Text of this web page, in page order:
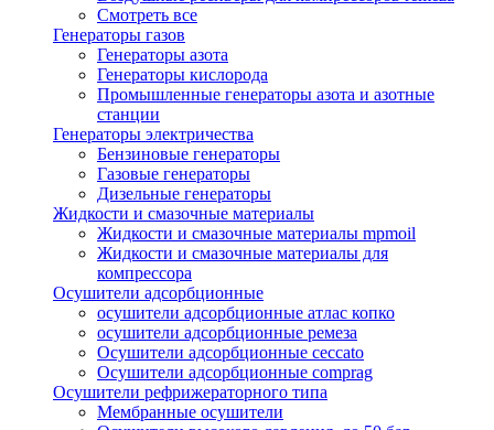
Смотреть все
Генераторы газов
Генераторы азота
Генераторы кислорода
Промышленные генераторы азота и азотные
станции
Генераторы электричества
Бензиновые генераторы
Газовые генераторы
Дизельные генераторы
Жидкости и смазочные материалы
Жидкости и смазочные материалы mpmoil
Жидкости и смазочные материалы для
компрессора
Осушители адсорбционные
осушители адсорбционные атлас копко
осушители адсорбционные ремеза
Осушители адсорбционные ceccato
Осушители адсорбционные comprag
Осушители рефрижераторного типа
Мембранные осушители